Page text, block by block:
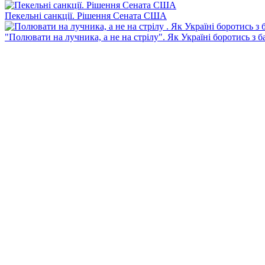
Пекельні санкції. Рішення Сената США
"Полювати на лучника, а не на стрілу". Як Україні боротись з